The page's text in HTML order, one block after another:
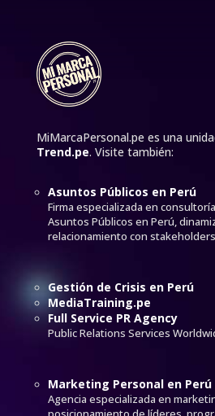
MiMarcaPersonal.pe es una
Trend.pe. Visite también:
Asuntos Públicos en Perú
Firma especializada en
Asuntos Públicos en Perú,
relacionamiento con
Gestión de Crisis en Perú
MediaTraining.pe
Full Service PR Agency
Public Relations Services
Marketing Personal en Perú
Agencia especializada en